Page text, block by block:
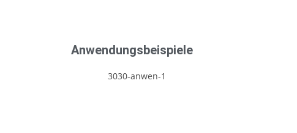
Anwendungsbeispiele